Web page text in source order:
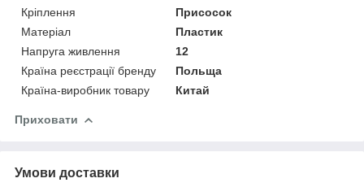
Кріплення
Присосок
Матеріал
Пластик
Напруга живлення
12
Країна реєстрації бренду
Польща
Країна-виробник товару
Китай
Приховати
Умови доставки